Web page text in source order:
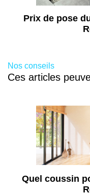
Prix de pose
Nos conseils
Ces articles
Quel coussin